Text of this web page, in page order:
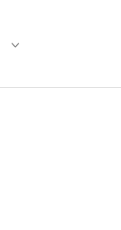
Submenu for